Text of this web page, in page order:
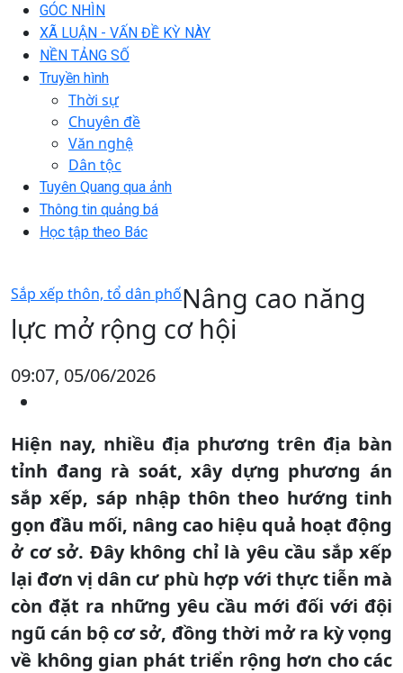
GÓC NHÌN
XÃ LUẬN - VẤN ĐỀ KỲ NÀY
NỀN TẢNG SỐ
Truyền hình
Thời sự
Chuyên đề
Văn nghệ
Dân tộc
Tuyên Quang qua ảnh
Thông tin quảng bá
Học tập theo Bác
Sắp xếp thôn, tổ dân phốNâng cao năng
lực mở rộng cơ hội
09:07, 05/06/2026
Hiện nay, nhiều địa phương trên địa bàn
tỉnh đang rà soát, xây dựng phương án
sắp xếp, sáp nhập thôn theo hướng tinh
gọn đầu mối, nâng cao hiệu quả hoạt động
ở cơ sở. Đây không chỉ là yêu cầu sắp xếp
lại đơn vị dân cư phù hợp với thực tiễn mà
còn đặt ra những yêu cầu mới đối với đội
ngũ cán bộ cơ sở, đồng thời mở ra kỳ vọng
về không gian phát triển rộng hơn cho các